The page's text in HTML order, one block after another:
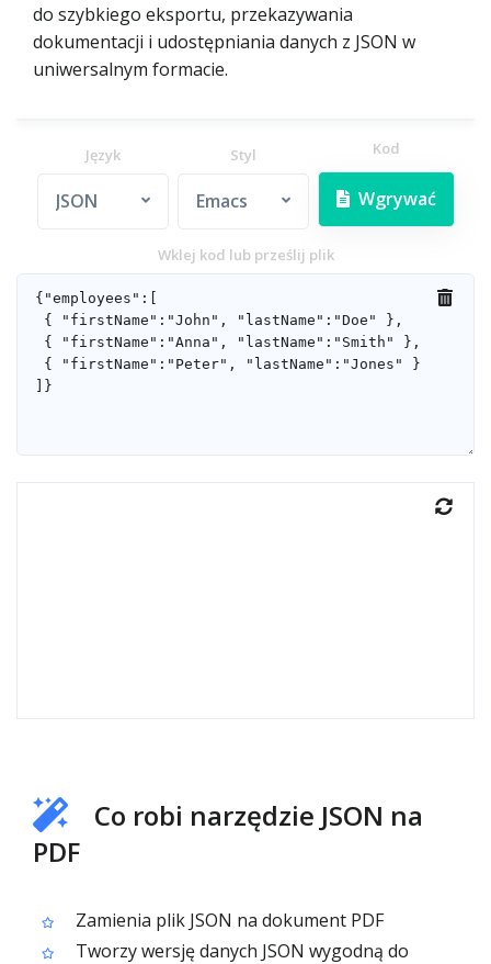
do szybkiego eksportu, przekazywania
dokumentacji i udostępniania danych z JSON w
uniwersalnym formacie.
Język
JSON
Styl
Emacs
Kod
Wgrywać
Wklej kod lub prześlij plik
Co robi narzędzie JSON na
PDF
Zamienia plik JSON na dokument PDF
Tworzy wersję danych JSON wygodną do